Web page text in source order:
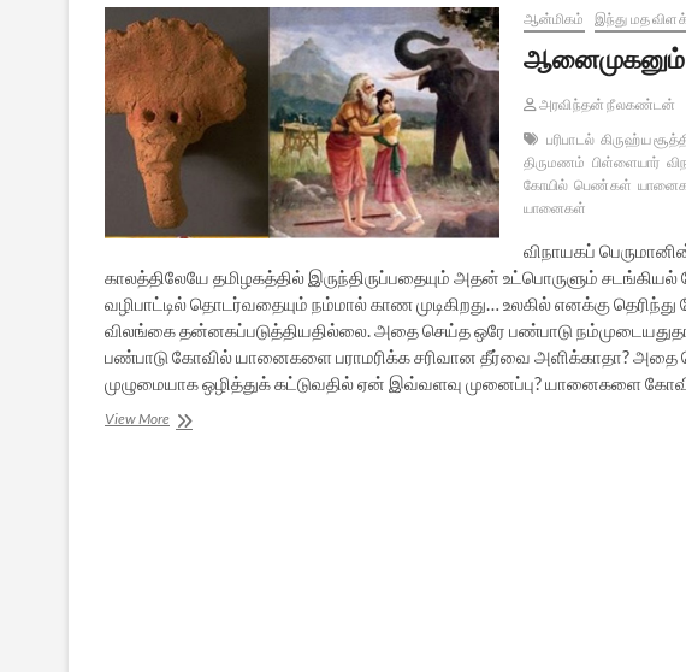
ஆன்மிகம் இந்து மத
ஆனைமுகனும்
அரவிந்தன் நீலகண்டன்
பரிபாடல் கிருஹ்ய
திருமணம் பிள்ளையார்
கோயில் பெண்கள்
யானைகள்
விநாயகப்
காலத்திலேயே தமிழகத்தில் இருந்திருப்பதையும் அதன் உட்பொருளும்
வழிபாட்டில் தொடர்வதையும் நம்மால் காண முடிகிறது… உலகில் எனக்கு
விலங்கை தன்னகப்படுத்தியதில்லை. அதை செய்த ஒரே பண்பாடு
பண்பாடு கோவில் யானைகளை பராமரிக்க சரிவான தீர்வை அளிக்காதா?
முழுமையாக ஒழித்துக் கட்டுவதில் ஏன் இவ்வளவு முனைப்பு? யானைகளை
View Moreஆனைமுகனும்